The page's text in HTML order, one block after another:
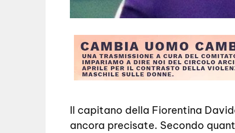
Il capitano della Fiorentina
ancora precisate. Secondo